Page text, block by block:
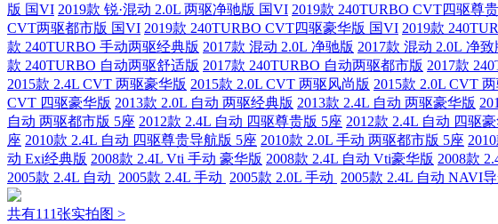
版 国VI 2019款 锐·混动 2.0L 两驱净驰版 国VI 2019款 240TURBO CVT四驱尊
CVT两驱都市版 国VI 2019款 240TURBO CVT四驱豪华版 国VI 2019款
款 240TURBO 手动两驱经典版 2017款 混动 2.0L 净驰版 2017款 混动 2.0L 净致
款 240TURBO 自动两驱舒适版 2017款 240TURBO 自动两驱都市版 2017款
2015款 2.4L CVT 两驱豪华版 2015款 2.0L CVT 两驱风尚版 2015款 2.0L CVT
CVT 四驱豪华版 2013款 2.0L 自动 两驱经典版 2013款 2.4L 自动 两驱豪华版
自动 两驱都市版 5座 2012款 2.4L 自动 四驱尊贵版 5座 2012款 2.4L 自动 四驱
座 2010款 2.4L 自动 四驱尊贵导航版 5座 2010款 2.0L 手动 两驱都市版 5座
动 Exi经典版 2008款 2.4L Vti 手动 豪华版 2008款 2.4L 自动 Vti豪华版 2008款
2005款 2.4L 自动 2005款 2.4L 手动 2005款 2.0L 手动 2005款 2.4L 自动 NAVI
共有111张实拍图 >